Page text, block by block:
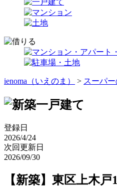
ienoma（いえのま） > スーパー
登録日
2026/4/24
次回更新日
2026/09/30
【新築】東区上木